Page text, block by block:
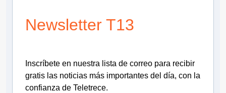
Newsletter T13
Inscríbete en nuestra lista de correo para recibir
gratis las noticias más importantes del día, con la
confianza de Teletrece.